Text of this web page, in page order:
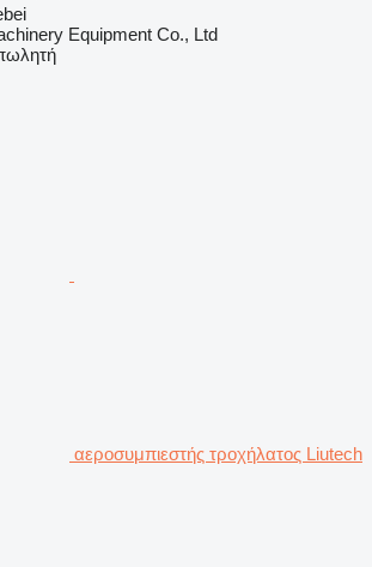
Equipment Co., Ltd
αεροσυμπιεστής τροχήλατος Liutech